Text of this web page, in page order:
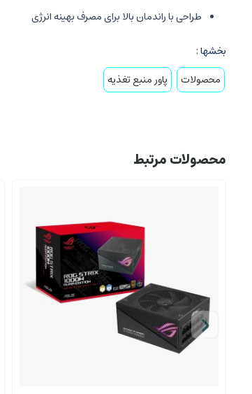
طراحی با راندمان بالا برای مصرف بهینه انرژی
بخشها :
محصولات
پاور منبع تغذیه
محصولات مرتبط